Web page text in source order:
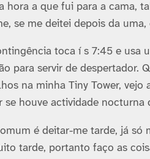
hora a que fui para a cama,
se me deitei depois da
toca í s 7:45 e usa
para servir de despertador.
na minha Tiny Tower,
se houve actividade nocturna
é deitar-me tarde, já só
tarde, portanto faço as